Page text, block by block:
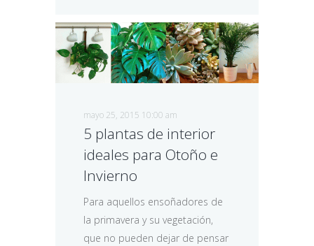
mayo 25, 2015 10:00 am
5 plantas de interior
ideales para Otoño e
Invierno
Para aquellos ensoñadores de
la primavera y su vegetación,
que no pueden dejar de pensar